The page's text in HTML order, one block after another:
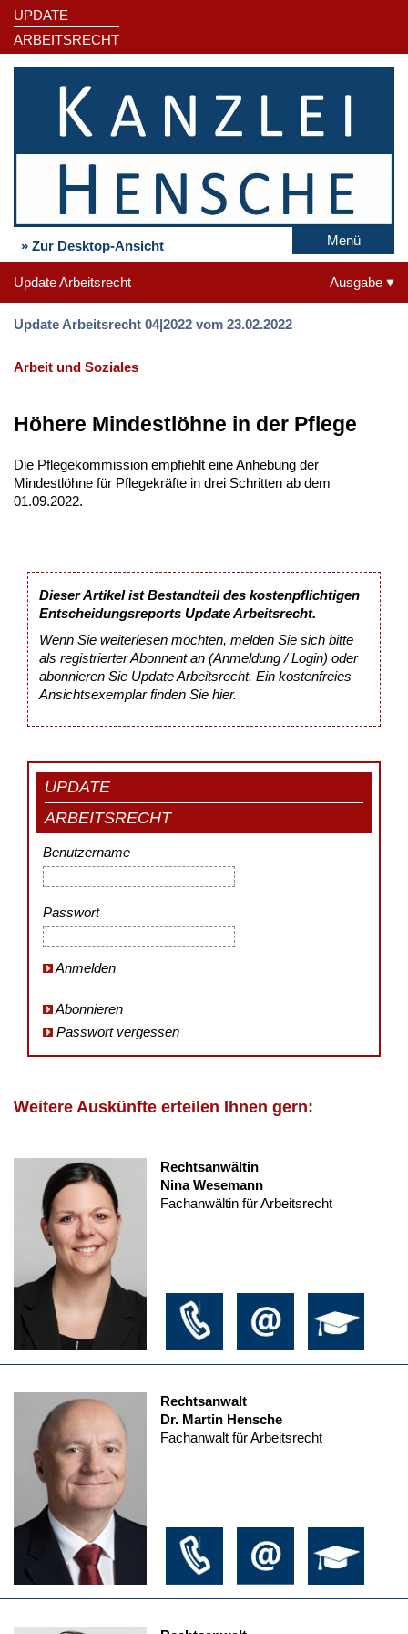
UPDATE
ARBEITSRECHT
» Zur Desktop-Ansicht Menü
Update Arbeitsrecht Ausgabe
Update Arbeitsrecht 04|2022 vom 23.02.2022
Arbeit und Soziales
Höhere Mindestlöhne in der Pflege
Die Pflegekommission empfiehlt eine Anhebung der
Mindestlöhne für Pflegekräfte in drei Schritten ab dem
01.09.2022.
Dieser Artikel ist Bestandteil des kostenpflichtigen
Entscheidungsreports Update Arbeitsrecht.
Wenn Sie weiterlesen möchten, melden Sie sich bitte
als registrierter Abonnent an (Anmeldung / Login) oder
abonnieren Sie Update Arbeitsrecht. Ein kostenfreies
Ansichtsexemplar finden Sie hier.
UPDATE
ARBEITSRECHT
Benutzername
Passwort
Anmelden
Abonnieren
Passwort vergessen
Weitere Auskünfte erteilen Ihnen gern:
Rechtsanwältin
Nina Wesemann
Fachanwältin für Arbeitsrecht
Rechtsanwalt
Dr. Martin Hensche
Fachanwalt für Arbeitsrecht